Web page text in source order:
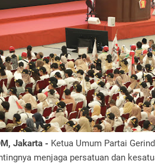
Jakarta - Ketua Umum Partai
menjaga persatuan dan